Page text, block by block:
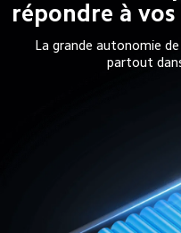
répondre à
La grande autonomie
partout